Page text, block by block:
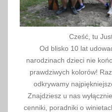
Cześć, tu
Od blisko 10 lat
narodzinach dzieci nie
prawdziwych kolorów!
odkrywamy
Znajdziesz u nas
cenniki, poradniki o